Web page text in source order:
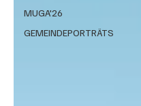
MUGA'26
GEMEINDEPORTRÄTS